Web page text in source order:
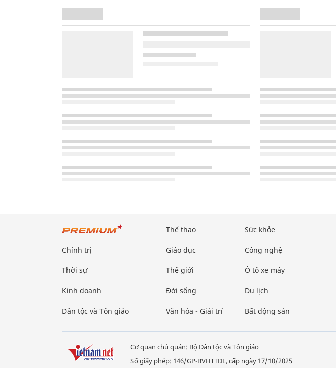
Chính trị
Thời sự
Kinh doanh
Dân tộc và Tôn giáo
Thể thao
Giáo dục
Thế giới
Đời sống
Văn hóa - Giải trí
Sức khỏe
Công nghệ
Ô tô xe máy
Du lịch
Bất động sản
Cơ quan chủ quản: Bộ Dân tộc và Tôn giáo
Số giấy phép: 146/GP-BVHTTDL, cấp ngày 17/10/2025